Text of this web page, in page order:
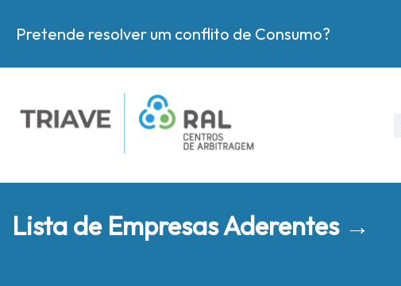
Pretende resolver um conflito de Consumo?
Lista de Empresas Aderentes →